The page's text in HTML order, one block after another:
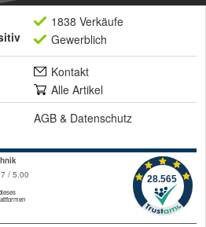
1838 Verkäufe
Gewerblich
Kontakt
Alle Artikel
AGB & Datenschutz